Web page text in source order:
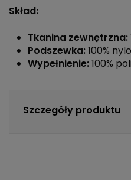
Skład:
Tkanina zewnętrzna:
Podszewka:100%
Wypełnienie:100%
Szczegóły produktu